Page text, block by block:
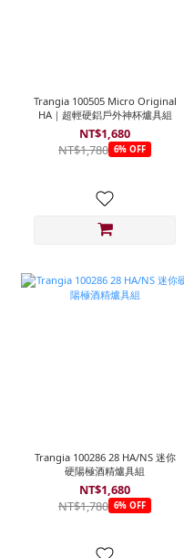
Trangia 100505 Micro Original
HA｜超輕硬鋁戶外神杯爐具組
NT$1,680
NT$1,780 6% OFF
Trangia 100286 28 HA/NS 迷你
硬陽極酒精爐具組
NT$1,680
NT$1,780 6% OFF